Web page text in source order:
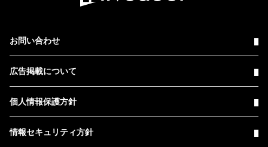
お問い合わせ
広告掲載について
個人情報保護方針
情報セキュリティ方針